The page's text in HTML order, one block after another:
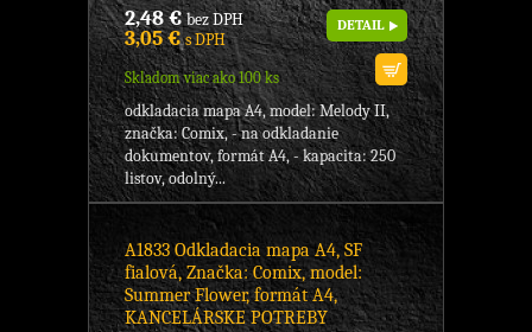
2,48 €bez DPH
3,05 €s DPH
Skladom viac ako 100 ks
DETAIL
odkladacia mapa A4, model: Melody II,
značka: Comix, - na odkladanie
dokumentov, formát A4, - kapacita: 250
listov, odolný...
A1833 Odkladacia mapa A4, SF
fialová, Značka: Comix, model:
Summer Flower, formát A4,
KANCELÁRSKE POTREBY